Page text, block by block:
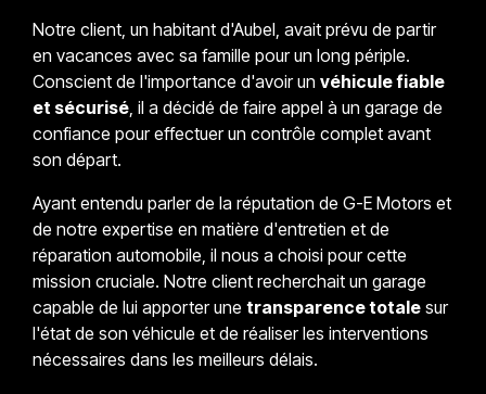
Notre client, un habitant d'Aubel, avait prévu de partir
en vacances avec sa famille pour un long périple.
Conscient de l'importance d'avoir un véhicule fiable
et sécurisé, il a décidé de faire appel à un garage de
confiance pour effectuer un contrôle complet avant
son départ.
Ayant entendu parler de la réputation de G-E Motors et
de notre expertise en matière d'entretien et de
réparation automobile, il nous a choisi pour cette
mission cruciale. Notre client recherchait un garage
capable de lui apporter une transparence totalesur
l'état de son véhicule et de réaliser les interventions
nécessaires dans les meilleurs délais.